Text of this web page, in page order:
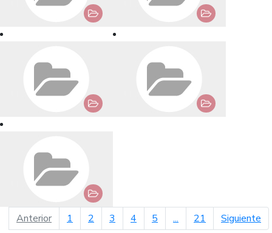
Anteriorpágina anterior
1 2 3 4 5 ... 21 Siguiente